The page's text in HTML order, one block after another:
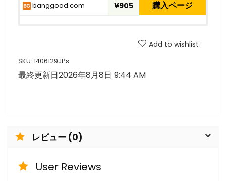
banggood.com ¥905 購入ページ
Add to wishlist
SKU: 1406129JPs
最終更新日2026年8月8日 9:44 AM
レビュー (0)
User Reviews